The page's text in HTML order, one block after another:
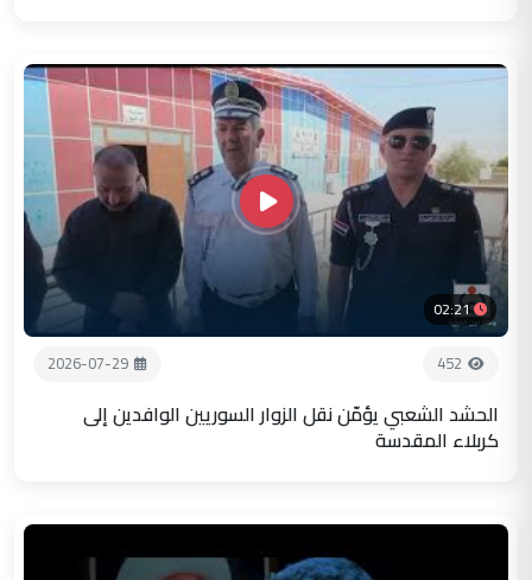
02:21
452
2026-07-29
الحشد الشعبي يؤمّن نقل الزوار السوريين الوافدين إلى
كربلاء المقدسة